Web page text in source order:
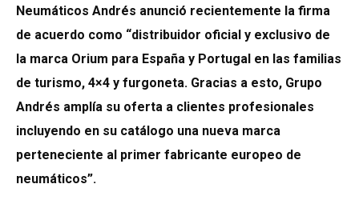
Neumáticos Andrés anunció recientemente la firma
de acuerdo como “distribuidor oficial y exclusivo de
la marca Orium para España y Portugal en las familias
de turismo, 4×4 y furgoneta. Gracias a esto, Grupo
Andrés amplía su oferta a clientes profesionales
incluyendo en su catálogo una nueva marca
perteneciente al primer fabricante europeo de
neumáticos”.